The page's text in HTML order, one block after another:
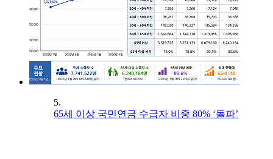
5.
65세 이상 국민연금 수급자 비중 80% ‘돌파’